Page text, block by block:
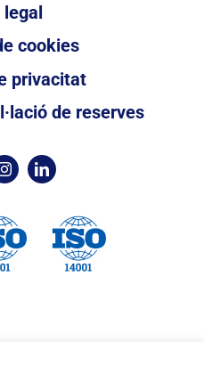
legal
cookies
privacitat
de reserves